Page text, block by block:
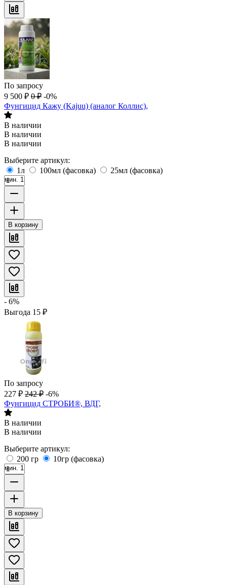
По запросу
9 500 ₽ 0 ₽ -0%
Фунгицид Кажу (Kajuu) (аналог Коллис),
В наличии
В наличии
В наличии
Выберите артикул:
1л
100мл (фасовка) 25мл (фасовка)
мин. 1
В корзину
- 6%
Выгода 15 ₽
По запросу
227 ₽ 242 ₽ -6%
Фунгицид СТРОБИ®, ВДГ,
В наличии
В наличии
Выберите артикул:
200 гр
10гр (фасовка)
мин. 1
В корзину